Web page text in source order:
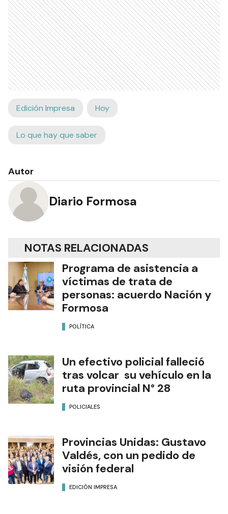
Edición Impresa Hoy
Lo que hay que saber
Autor
Diario Formosa
NOTAS RELACIONADAS
Programa de asistencia a
víctimas de trata de
personas: acuerdo Nación y
Formosa
POLÍTICA
Un efectivo policial falleció
tras volcar su vehículo en la
ruta provincial N° 28
POLICIALES
Provincias Unidas: Gustavo
Valdés, con un pedido de
visión federal
EDICIÓN IMPRESA